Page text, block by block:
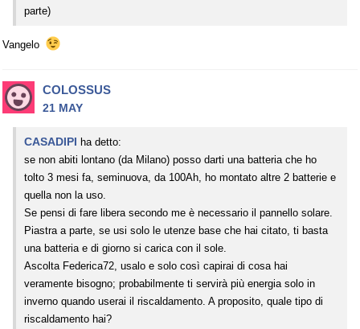
parte)
Vangelo
COLOSSUS
21 MAY
CASADIPI ha detto:
se non abiti lontano (da Milano) posso darti una batteria che ho
tolto 3 mesi fa, seminuova, da 100Ah, ho montato altre 2 batterie e
quella non la uso.
Se pensi di fare libera secondo me è necessario il pannello solare.
Piastra a parte, se usi solo le utenze base che hai citato, ti basta
una batteria e di giorno si carica con il sole.
Ascolta Federica72, usalo e solo così capirai di cosa hai
veramente bisogno; probabilmente ti servirà più energia solo in
inverno quando userai il riscaldamento. A proposito, quale tipo di
riscaldamento hai?